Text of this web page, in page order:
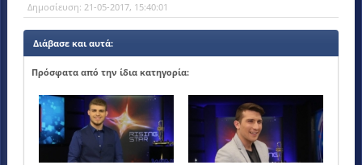
Δημοσίευση: 21-05-2017, 15:40:01
Διάβασε και αυτά:
Πρόσφατα από την ίδια κατηγορία: